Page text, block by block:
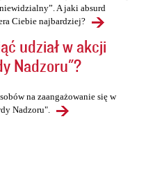
A jaki absurd
Ciebie najbardziej?
udział w akcji
Nadzoru"?
na zaangażowanie się w
Nadzoru".